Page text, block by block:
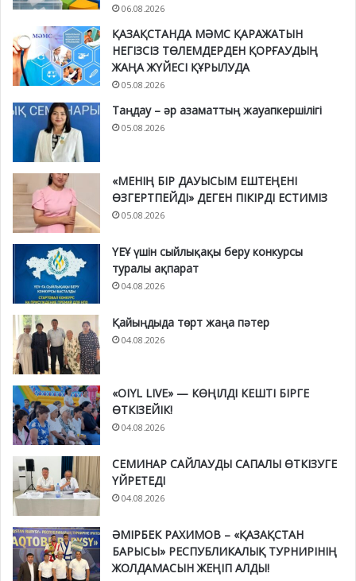
06.08.2026
ҚАЗАҚСТАНДА МӘМС ҚАРАЖАТЫН
НЕГІЗСІЗ ТӨЛЕМДЕРДЕН ҚОРҒАУДЫҢ
ЖАҢА ЖҮЙЕСІ ҚҰРЫЛУДА
05.08.2026
Таңдау – әр азаматтың жауапкершілігі
05.08.2026
«МЕНІҢ БІР ДАУЫСЫМ ЕШТЕҢЕНІ
ӨЗГЕРТПЕЙДІ» ДЕГЕН ПІКІРДІ ЕСТИМІЗ
05.08.2026
ҮЕҰ үшін сыйлықақы беру конкурсы
туралы ақпарат
04.08.2026
Қайыңдыда төрт жаңа пәтер
04.08.2026
«OIYL LIVE» — КӨҢІЛДІ КЕШТІ БІРГЕ
ӨТКІЗЕЙІК!
04.08.2026
СЕМИНАР САЙЛАУДЫ САПАЛЫ ӨТКІЗУГЕ
ҮЙРЕТЕДІ
04.08.2026
ӘМІРБЕК РАХИМОВ – «ҚАЗАҚСТАН
БАРЫСЫ» РЕСПУБЛИКАЛЫҚ ТУРНИРІНІҢ
ЖОЛДАМАСЫН ЖЕҢІП АЛДЫ!